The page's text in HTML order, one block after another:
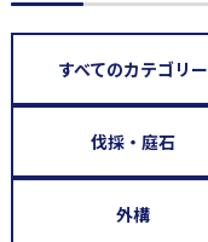
すべてのカテゴリー
伐採・庭石
外構